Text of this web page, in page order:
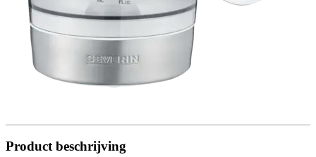
Product beschrijving